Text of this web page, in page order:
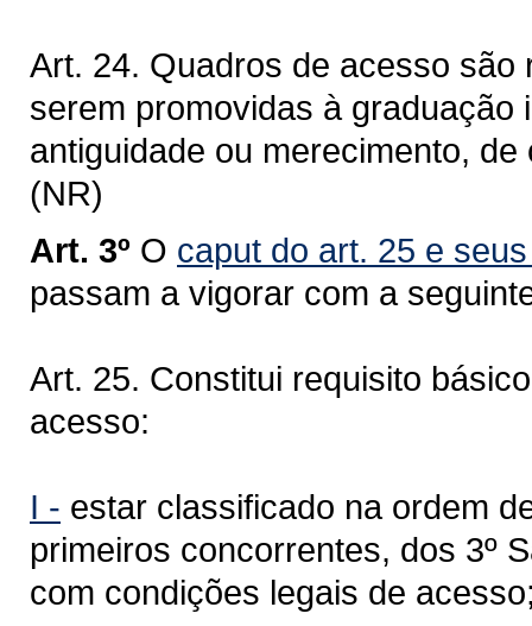
Art. 24. Quadros de acesso
serem promovidas à graduação
antiguidade ou merecimento,
(NR)
Art. 3º O caput do art. 25 e
passam a vigorar com a
Art. 25. Constitui requisito
acesso:
I - estar classificado na ordem
primeiros concorrentes, dos 3º
com condições legais de